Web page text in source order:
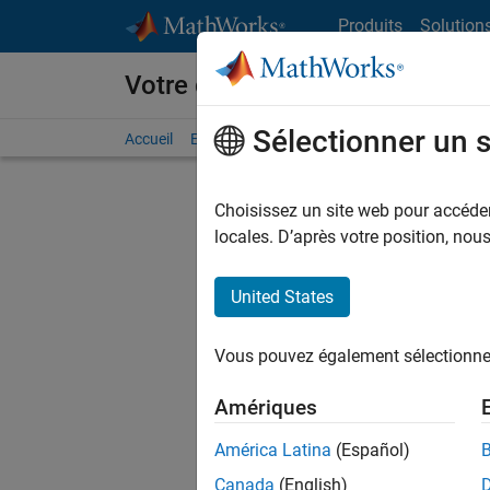
Produits
Votre carrière chez MathWorks
Accueil Explorer nos opportunités Adresses de
FILTRER
d'offre
Les
Sélectionner un
Choisissez un site web pour
locales. D’après votre position,
United States
Vous pouvez également
Amériques
América Latina (Español)
Canada (English)